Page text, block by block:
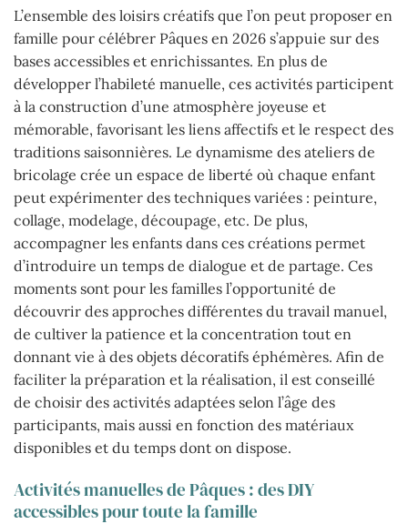
L’ensemble des loisirs créatifs que l’on peut proposer en
famille pour célébrer Pâques en 2026 s’appuie sur des
bases accessibles et enrichissantes. En plus de
développer l’habileté manuelle, ces activités participent
à la construction d’une atmosphère joyeuse et
mémorable, favorisant les liens affectifs et le respect des
traditions saisonnières. Le dynamisme des ateliers de
bricolage crée un espace de liberté où chaque enfant
peut expérimenter des techniques variées : peinture,
collage, modelage, découpage, etc. De plus,
accompagner les enfants dans ces créations permet
d’introduire un temps de dialogue et de partage. Ces
moments sont pour les familles l’opportunité de
découvrir des approches différentes du travail manuel,
de cultiver la patience et la concentration tout en
donnant vie à des objets décoratifs éphémères. Afin de
faciliter la préparation et la réalisation, il est conseillé
de choisir des activités adaptées selon l’âge des
participants, mais aussi en fonction des matériaux
disponibles et du temps dont on dispose.
Activités manuelles de Pâques : des DIY
accessibles pour toute la famille